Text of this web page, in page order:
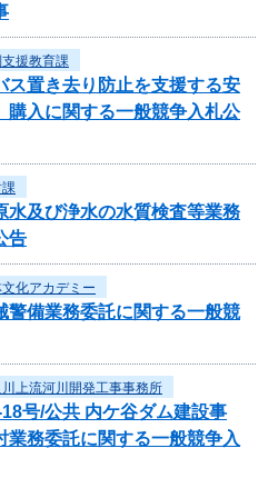
援教育課
ス置き去り防止を支援する安
購入に関する一般競争入札公
水及び浄水の水質検査等業務
告
化アカデミー
警備業務委託に関する一般競
上流河川開発工事事務所
号/公共 内ケ谷ダム建設事
務委託に関する一般競争入